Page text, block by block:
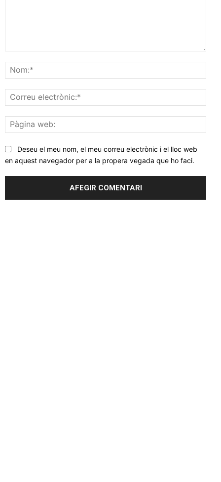
web:
Deseu el meu nom, el meu correu electrònic i el lloc web
en aquest navegador per a la propera vegada que ho faci.